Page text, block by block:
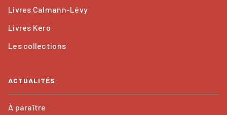
Livres Calmann-Lévy
Livres Kero
Les collections
ACTUALITÉS
À paraître